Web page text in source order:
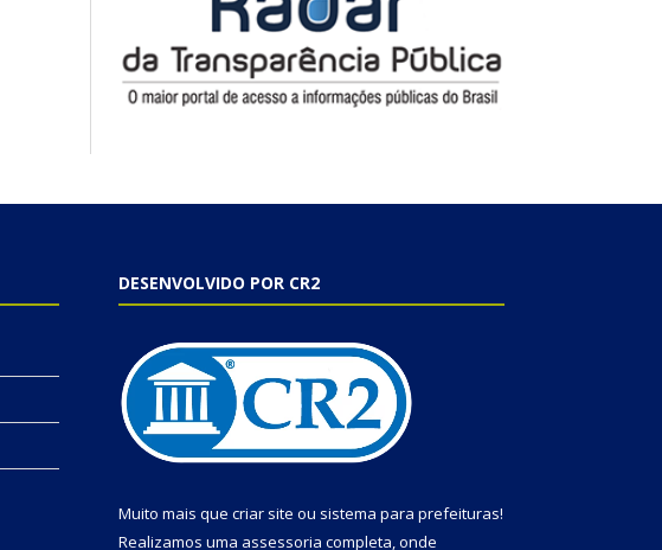
DESENVOLVIDO POR CR2
Muito mais que criar site ou sistema para prefeituras!
Realizamos uma assessoria completa, onde